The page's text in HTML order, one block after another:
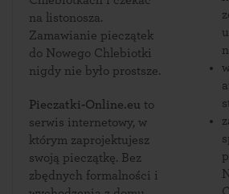
na listonosza.
Zamawianie pieczątek
do Nowego Chlebiotki
nigdy nie było prostsze.
Pieczatki-Online.eu
serwis internetowy, w
którym zaprojektujesz
swoją pieczątkę. Bez
zbędnych formalności i